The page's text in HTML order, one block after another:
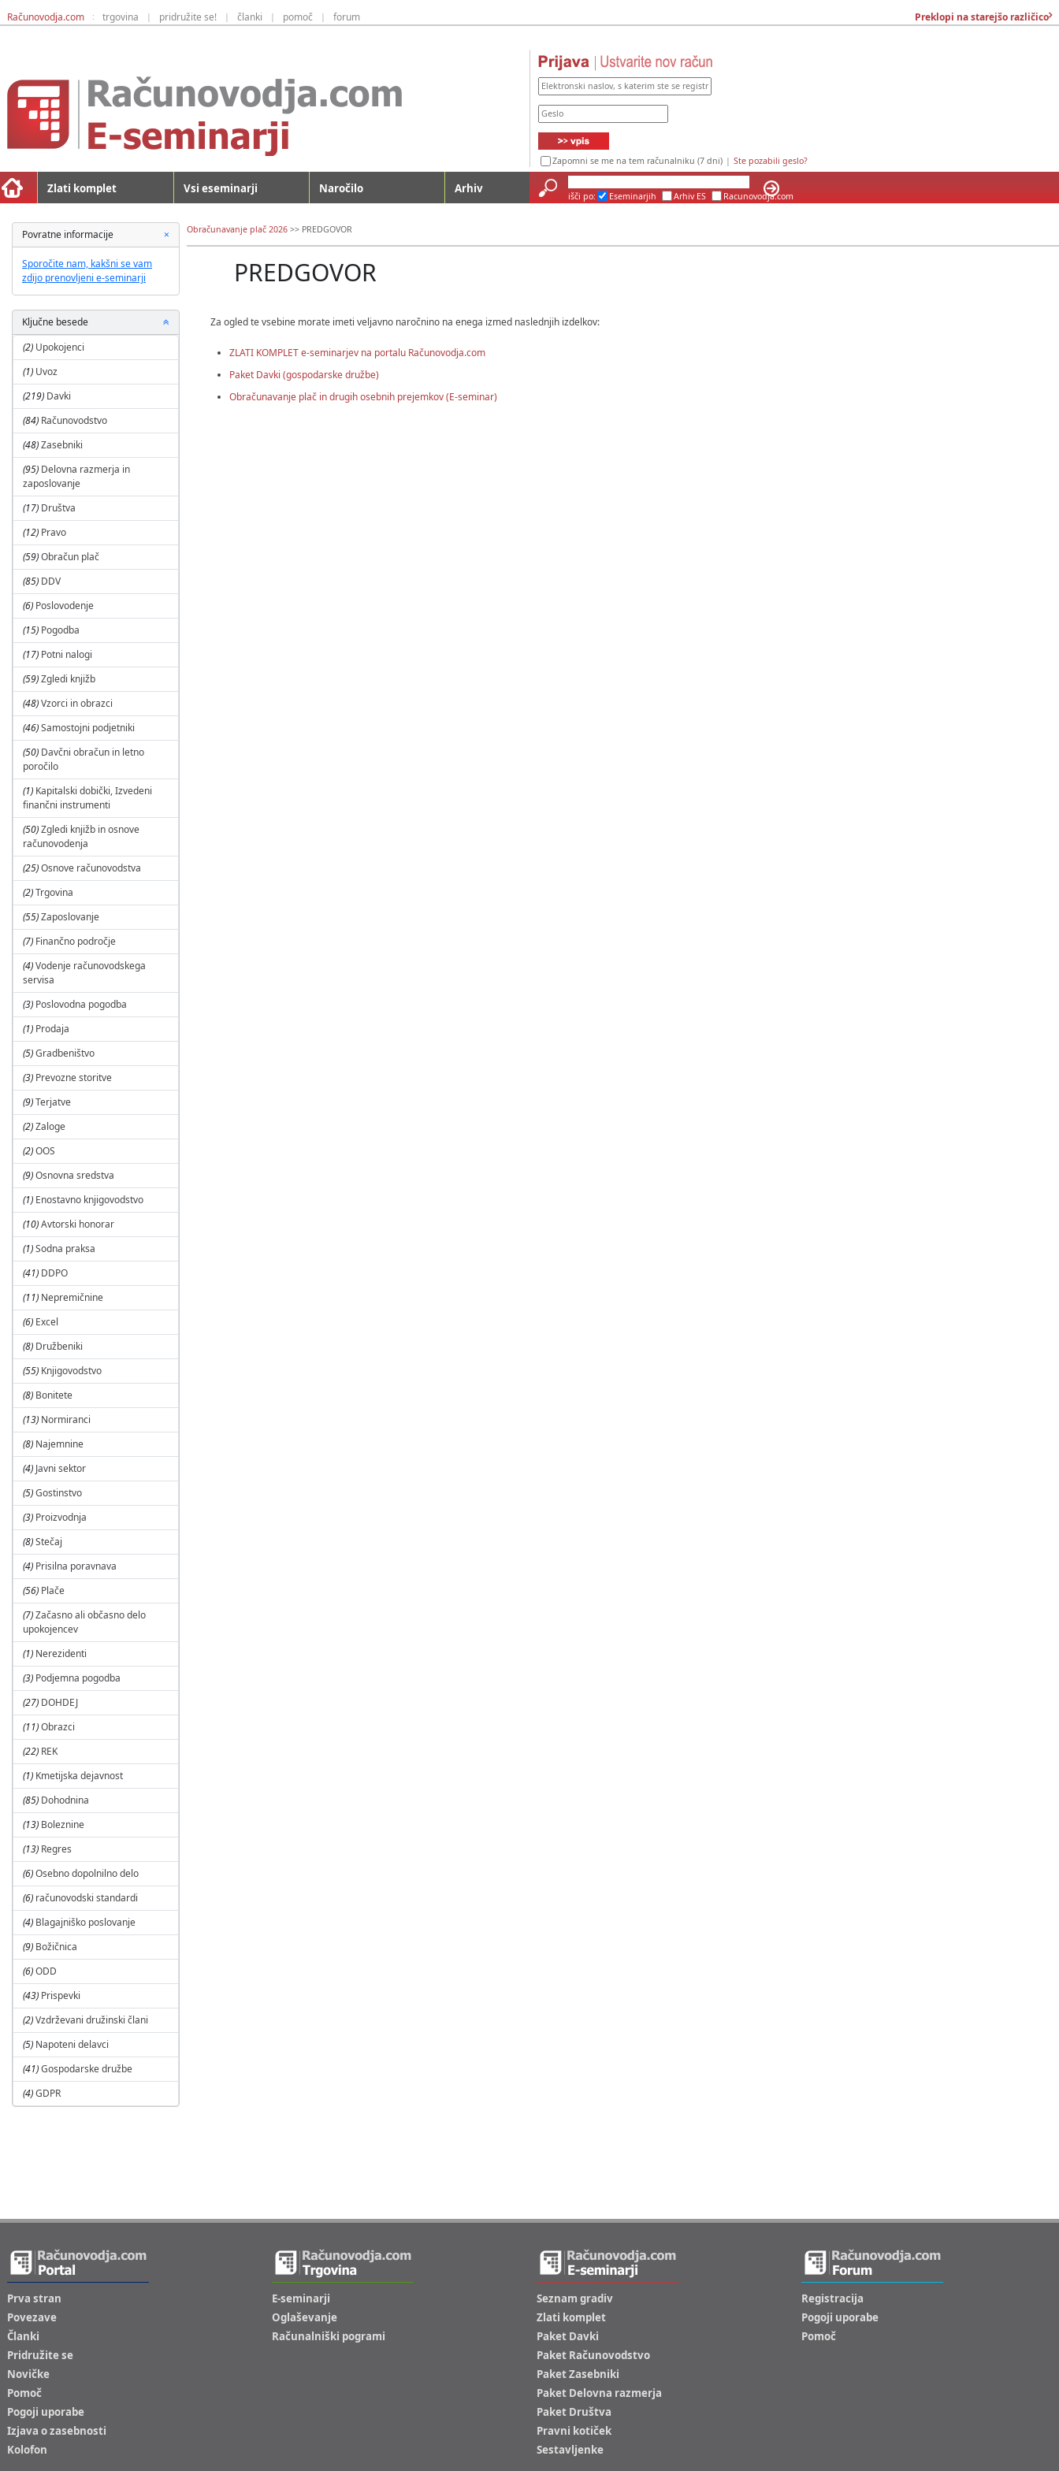
Računovodja.com : trgovina | pridružite se! | članki | pomoč | forum Preklopi na starejšo različico
Zapomni se me na tem računalniku (7 dni) | Ste pozabili geslo?
Zlati komplet Vsi eseminarji Naročilo Arhiv
išči po: Eseminarjih Arhiv ES Racunovodja.com
Povratne informacije ×
l
Sporočite nam, kakšni se vam
zdijo prenovljeni e-seminarji
Ključne besede
o
a
a
i
(2) Upokojenci
(1) Uvoz
(219) Davki
(84) Računovodstvo
(48)Zasebniki
(95) Delovna razmerja in
zaposlovanje
(17) Društva
(12) Pravo
(59)Obračun plač
(85) DDV
(6) Poslovodenje
(15) Pogodba
(17) Potni nalogi
(59)Zgledi knjižb
(48)Vzorci in obrazci
(46)Samostojni podjetniki
(50) Davčni obračun in letno
poročilo
(1) Kapitalski dobički, Izvedeni
finančni instrumenti
(50)Zgledi knjižb in osnove
računovodenja
(25)Osnove računovodstva
(2)Trgovina
(55)Zaposlovanje
(7) Finančno področje
(4)Vodenje računovodskega
servisa
(3) Poslovodna pogodba
(1) Prodaja
(5)Gradbeništvo
(3) Prevozne storitve
(9)Terjatve
(2)Zaloge
(2)OOS
(9)Osnovna sredstva
(1) Enostavno knjigovodstvo
(10)Avtorski honorar
(1)Sodna praksa
(41) DDPO
(11) Nepremičnine
(6) Excel
(8) Družbeniki
(55) Knjigovodstvo
(8) Bonitete
(13) Normiranci
(8) Najemnine
(4) Javni sektor
(5)Gostinstvo
(3) Proizvodnja
(8)Stečaj
(4) Prisilna poravnava
(56) Plače
(7)Začasno ali občasno delo
upokojencev
(1) Nerezidenti
(3) Podjemna pogodba
(27) DOHDEJ
(11)Obrazci
(22) REK
(1) Kmetijska dejavnost
(85) Dohodnina
(13) Boleznine
(13) Regres
(6)Osebno dopolnilno delo
(6) računovodski standardi
(4) Blagajniško poslovanje
(9) Božičnica
(6)ODD
(43) Prispevki
(2)Vzdrževani družinski člani
(5) Napoteni delavci
(41)Gospodarske družbe
(4)GDPR
Obračunavanje plač 2026 >> PREDGOVOR
PREDGOVOR
Za ogled te vsebine morate imeti veljavno naročnino na enega izmed naslednjih izdelkov:
ZLATI KOMPLET e-seminarjev na portalu Računovodja.com
Paket Davki (gospodarske družbe)
Obračunavanje plač in drugih osebnih prejemkov (E-seminar)
Prva stran
Povezave
Članki
Pridružite se
Novičke
Pomoč
Pogoji uporabe
Izjava o zasebnosti
Kolofon
E-seminarji
Oglaševanje
Računalniški pogrami
Seznam gradiv
Zlati komplet
Paket Davki
Paket Računovodstvo
Paket Zasebniki
Paket Delovna razmerja
Paket Društva
Pravni kotiček
Sestavljenke
Registracija
Pogoji uporabe
Pomoč